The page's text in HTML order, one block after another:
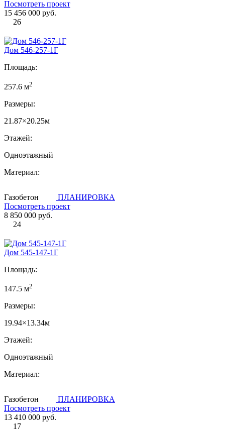
Посмотреть проект
15 456 000 руб.
26
Дом 546-257-1Г
Площадь:
257.6 м2
Размеры:
21.87×20.25м
Этажей:
Одноэтажный
Материал:
Газобетон
ПЛАНИРОВКА
Посмотреть проект
8 850 000 руб.
24
Дом 545-147-1Г
Площадь:
147.5 м2
Размеры:
19.94×13.34м
Этажей:
Одноэтажный
Материал:
Газобетон
ПЛАНИРОВКА
Посмотреть проект
13 410 000 руб.
17